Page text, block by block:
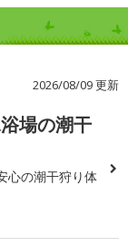
2026/08/09 更新
場の潮干
心の潮干狩り体